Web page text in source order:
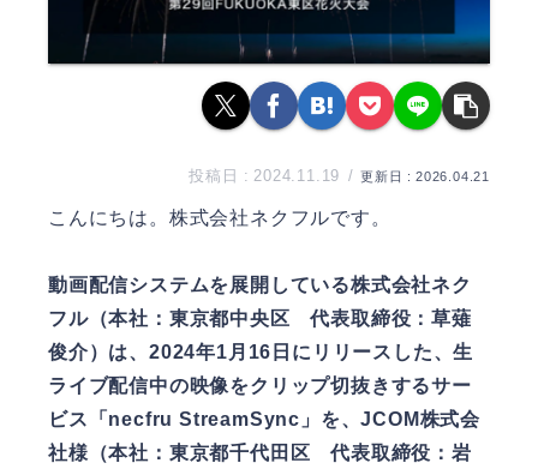
2024.11.19 2026.04.21
こんにちは。 株式会社ネクフルです。
動画配信システムを展開している株式会社ネク
フル（本社：東京都中央区 代表取締役：草薙
俊介）は、2024年1月16日にリリースした、生
ライブ配信中の映像をクリップ切抜きするサー
ビス「necfru StreamSync」を、JCOM株式会
社様（本社：東京都千代田区 代表取締役：岩